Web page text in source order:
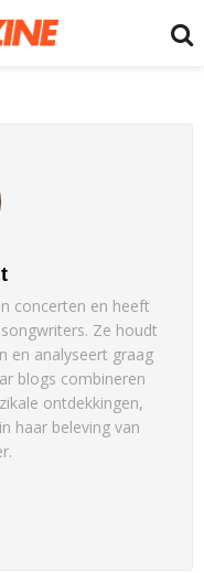
concerten en heeft
Ze houdt
en analyseert graag
blogs combineren
ontdekkingen,
haar beleving van